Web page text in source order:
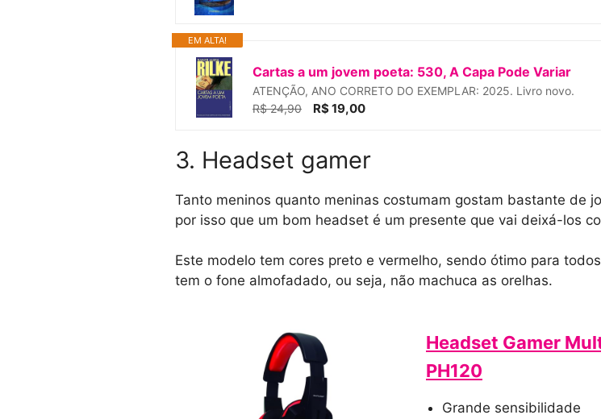
EM ALTA!
Cartas a um jovem poeta: 530, A Capa Pode Variar
ATENÇÃO, ANO CORRETO DO EXEMPLAR: 2025. Livro novo.
R$ 24,90
R$ 19,00
3. Headset gamer
Tanto meninos quanto meninas costumam gostam bastante de
por isso que um bom headset é um presente que vai deixá-los
Este modelo tem cores preto e vermelho, sendo ótimo para
tem o fone almofadado, ou seja, não machuca as orelhas.
Headset Gamer
PH120
Grande sensibilidade